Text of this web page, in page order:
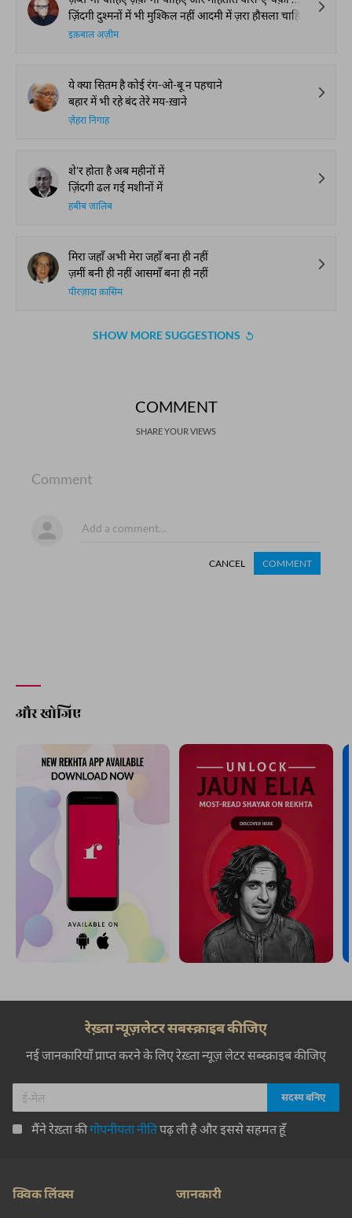
ज़िंदगी दुश्मनों में भी मुश्किल नहीं आदमी में ज़रा हौसला चाहिए
इक़बाल अज़ीम
ये क्या सितम है कोई रंग-ओ-बू न पहचाने
बहार में भी रहे बंद तेरे मय-ख़ाने
ज़ेहरा निगाह
शे'र होता है अब महीनों में
ज़िंदगी ढल गई मशीनों में
हबीब जालिब
मिरा जहाँ अभी मेरा जहाँ बना ही नहीं
ज़मीं बनी ही नहीं आसमाँ बना ही नहीं
पीरज़ादा क़ासिम
SHOW MORE SUGGESTIONS
COMMENT
SHARE YOUR VIEWS
Comment
CANCEL COMMENT
और खोजिए
रेख़्ता न्यूज़लेटर सबस्क्राइब कीजिए
नई जानकारियाँ प्राप्त करने के लिए रेख़्ता न्यूज़ लेटर सब्स्क्राइब कीजिए
मैंने रेख़्ता कीगोपनीयता नीतिपढ़ ली है और इससे सहमत हूँ
क्विक लिंक्स जानकारी